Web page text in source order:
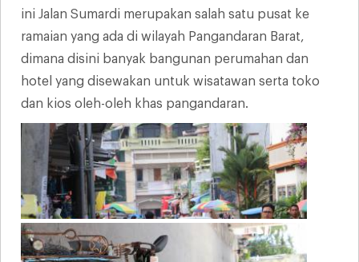
ini Jalan Sumardi merupakan salah satu pusat ke
ramaian yang ada di wilayah Pangandaran Barat,
dimana disini banyak bangunan perumahan dan
hotel yang disewakan untuk wisatawan serta toko
dan kios oleh-oleh khas pangandaran.